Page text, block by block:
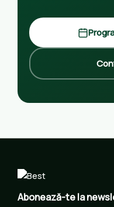
Abonează-te la